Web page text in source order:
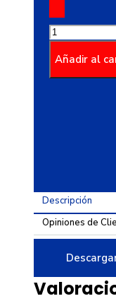
Grifería
para
Lavamanos
Añadir al
Descripción
Opiniones de